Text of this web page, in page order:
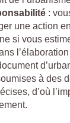
:
une action
si vous
à des
d’où